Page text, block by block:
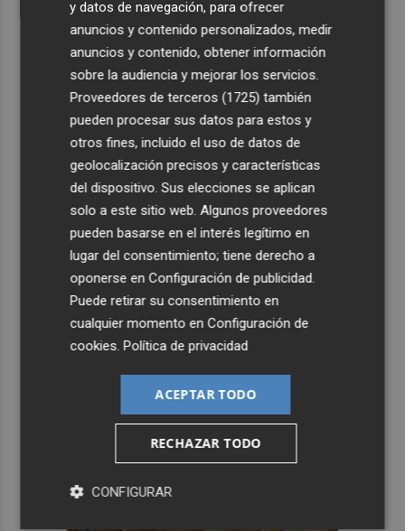
y datos de navegación, para ofrecer
anuncios y contenido personalizados, medir
anuncios y contenido, obtener información
sobre la audiencia y mejorar los servicios.
Proveedores de terceros (1725) también
pueden procesar sus datos para estos y
otros fines, incluido el uso de datos de
geolocalización precisos y características
del dispositivo. Sus elecciones se aplican
solo a este sitio web. Algunos proveedores
pueden basarse en el interés legítimo en
lugar del consentimiento; tiene derecho a
oponerse enConfiguración de publicidad
Puede retirar su consentimiento en
cualquier momento enConfiguración de
cookies .Política de privacidad
ACEPTAR TODO
RECHAZAR TODO
CONFIGURAR